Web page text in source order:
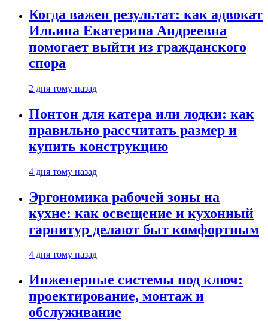
Когда важен результат: как адвокат
Ильина Екатерина Андреевна
помогает выйти из гражданского
спора
2 дня тому назад
Понтон для катера или лодки: как
правильно рассчитать размер и
купить конструкцию
4 дня тому назад
Эргономика рабочей зоны на
кухне: как освещение и кухонный
гарнитур делают быт комфортным
4 дня тому назад
Инженерные системы под ключ:
проектирование, монтаж и
обслуживание